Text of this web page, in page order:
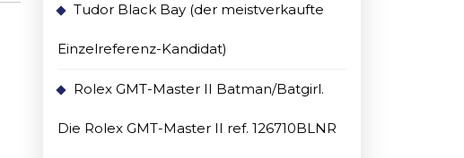
Tudor Black Bay (der meistverkaufte
Einzelreferenz-Kandidat)
Rolex GMT-Master II Batman/Batgirl.
Die Rolex GMT-Master II ref. 126710BLNR